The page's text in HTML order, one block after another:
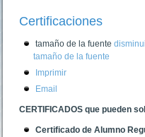
Certificaciones
tamaño de la fuente
tamaño de la fuente
Imprimir
Email
CERTIFICADOS que pueden
Certificado de Alumno